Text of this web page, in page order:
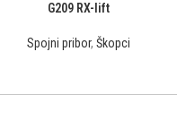
G209 RX-lift
Spojni pribor, Škopci